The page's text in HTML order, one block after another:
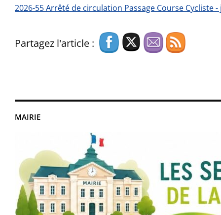
MAIRIE
2026-55 Arrêté de circulation Passage Course Cycliste
Partagez l'article :